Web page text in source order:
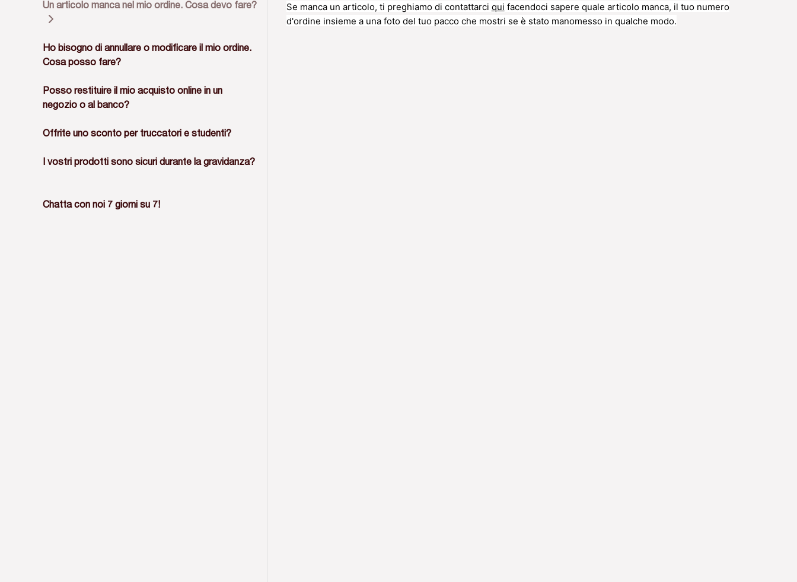
Un articolo manca nel mio ordine. Cosa devo fare?
Ho bisogno di annullare o modificare il mio ordine.
Cosa posso fare?
Posso restituire il mio acquisto online in un
negozio o al banco?
Offrite uno sconto per truccatori e studenti?
I vostri prodotti sono sicuri durante la gravidanza?
Chatta con noi 7 giorni su 7!
Se manca un articolo, ti preghiamo di contattarci qui facendoci sapere quale articolo manca, il tuo numero
d'ordine insieme a una foto del tuo pacco che mostri se è stato manomesso in qualche modo.